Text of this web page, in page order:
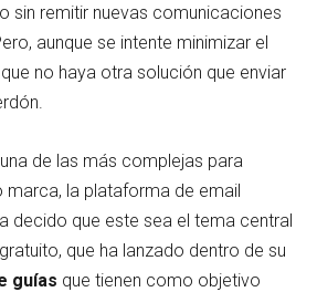
sin remitir nuevas comunicaciones
aunque se intente minimizar el
no haya otra solución que enviar
de las más complejas para
marca, la plataforma de email
decido que este sea el tema central
que ha lanzado dentro de su
guías que tienen como objetivo